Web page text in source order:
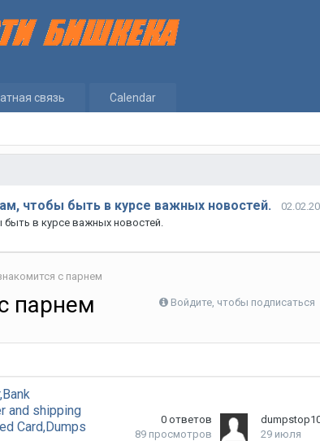
связь Calendar
чтобы быть в курсе важных новостей.
в курсе важных новостей.
с парнем
парнем Войдите, чтобы подписаться
and shipping
Card,Dumps
0 ответов
89 просмотров
29 июля